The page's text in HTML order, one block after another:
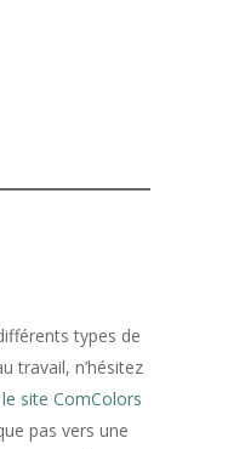
types de
travail, n’hésitez
site ComColors
pas vers une